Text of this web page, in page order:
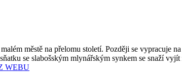
městě na přelomu století. Později se vypracuje
se slabošským mlynářským synkem se snaží
WEBU